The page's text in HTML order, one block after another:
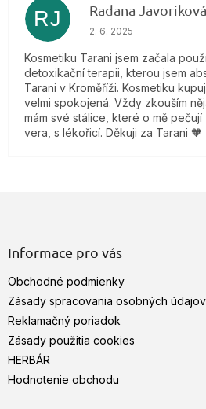
RJ Radana Javoriková
Hodnotenie obchodu
2. 6. 2025
Kosmetiku Tarani jsem začala
detoxikační terapii, kterou jsem
Tarani v Kroměříži. Kosmetiku
velmi spokojená. Vždy zkouším
mám své stálice, které o mě
vera, s lékořicí. Děkuji za Tarani 🧡
Informace pro vás
Obchodné podmienky
Zásady spracovania osobných údajov
Reklamačný poriadok
Zásady použitia cookies
HERBÁR
Hodnotenie obchodu